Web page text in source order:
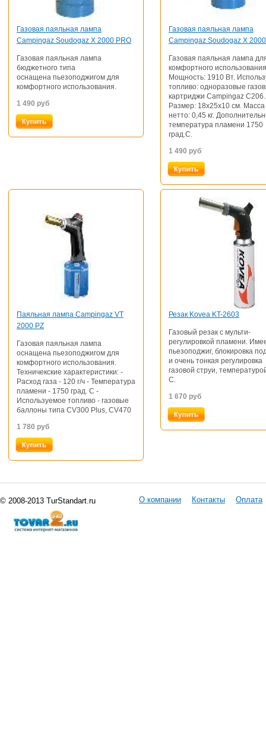
Газовая паяльная лампа
Campingaz Soudogaz X 2000 PRO
Газовая паяльная лампа
бюджетного типа
оснащена пьезоподжигом для
комфортного использования.
1 490 руб
Газовая паяльная лампа
Campingaz Soudogaz X 2000
Газовая паяльная лампа
комфортного
Мощность: 1910 Вт.
топливо: одноразовые
картриджи Campingaz С206.
Размер: 18х25х10 см. Масса
нетто: 0,45 кг.
температура пламени 1750
град.С.
1 490 руб
Паяльная лампа Campingaz VT
2000 PZ
Газовая паяльная лампа
оснащена пьезоподжигом для
комфортного использования.
Техничекские характеристики: -
Расход газа - 120 г/ч - Температура
пламени - 1750 град. С -
Используемое топливо - газовые
баллоны типа CV300 Plus, CV470
1 780 руб
Резак Kovea KT-2603
Газовый резак с мульти-
регулировкой пламени.
пьезоподжиг, блокировка
и очень тонкая регулировка
газовой струи,
С.
1 670 руб
© 2008-2013 TurStandart.ru О компании Контакты Оплата